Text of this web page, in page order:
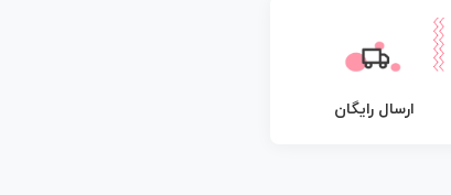
ارسال رایگان